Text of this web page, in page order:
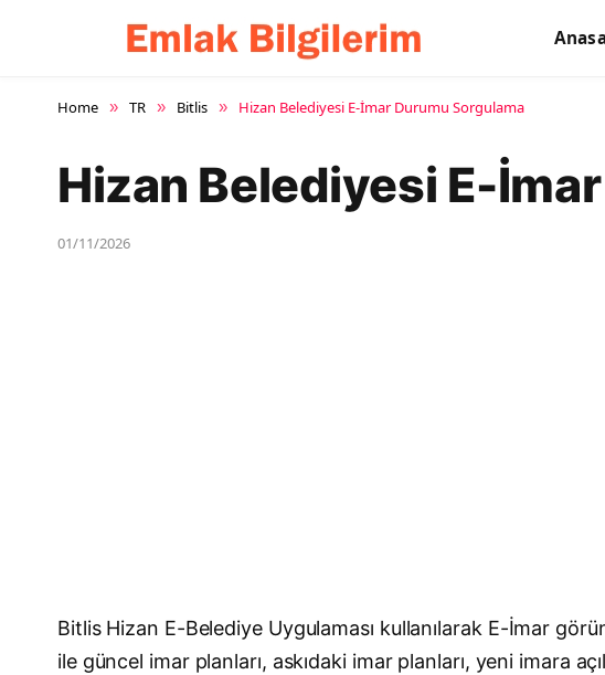
Home » TR » Bitlis » Hizan Belediyesi E-İmar Durumu Sorgulama
Hizan Belediyesi E-
01/11/2026
Bitlis Hizan E-Belediye Uygulaması kullanılarak E-İmar
ile güncel imar planları, askıdaki imar planları, yeni imara